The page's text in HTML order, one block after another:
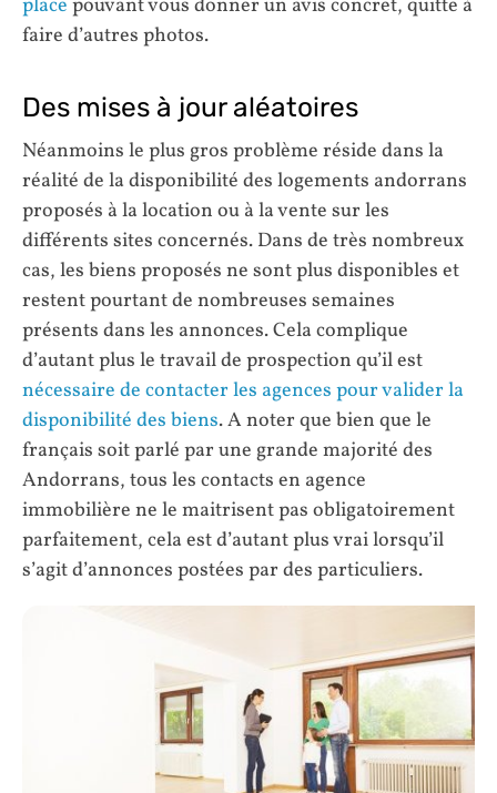
place pouvant vous donner un avis concret, quitte à
faire d’autres photos.
Des mises à jour aléatoires
Néanmoins le plus gros problème réside dans la
réalité de la disponibilité des logements andorrans
proposés à la location ou à la vente sur les
différents sites concernés. Dans de très nombreux
cas, les biens proposés ne sont plus disponibles et
restent pourtant de nombreuses semaines
présents dans les annonces. Cela complique
d’autant plus le travail de prospection qu’il est
nécessaire de contacter les agences pour valider la
disponibilité des biens. A noter que bien que le
français soit parlé par une grande majorité des
Andorrans, tous les contacts en agence
immobilière ne le maitrisent pas obligatoirement
parfaitement, cela est d’autant plus vrai lorsqu’il
s’agit d’annonces postées par des particuliers.